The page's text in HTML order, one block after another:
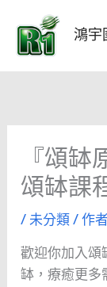
要
鴻
『頌缽
頌缽課
/未分類/ 作
歡迎你加入
缽，療癒更多